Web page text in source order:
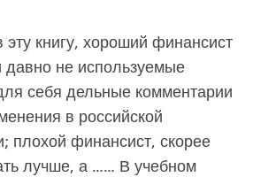
эту книгу, хороший финансист
давно не используемые
себя дельные комментарии
в российской
плохой финансист, скорее
лучше, а …… В учебном